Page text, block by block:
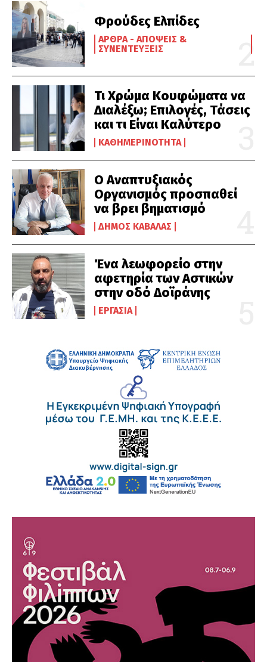
Φρούδες Ελπίδες
ΆΡΘΡΑ - ΑΠΌΨΕΙΣ &
ΣΥΝΕΝΤΕΎΞΕΙΣ
Τι Χρώμα Κουφώματα να
Διαλέξω; Επιλογές, Τάσεις
και τι Είναι Καλύτερο
ΚΑΘΗΜΕΡΙΝΌΤΗΤΑ
Ο Αναπτυξιακός
Οργανισμός προσπαθεί
να βρει βηματισμό
ΔΉΜΟΣ ΚΑΒΆΛΑΣ
Ένα λεωφορείο στην
αφετηρία των Αστικών
στην οδό Δοϊράνης
ΕΡΓΑΣΊΑ